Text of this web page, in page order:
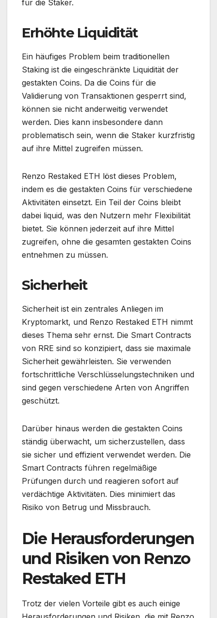
für die Staker.
Erhöhte Liquidität
Ein häufiges Problem beim traditionellen
Staking ist die eingeschränkte Liquidität der
gestakten Coins. Da die Coins für die
Validierung von Transaktionen gesperrt sind,
können sie nicht anderweitig verwendet
werden. Dies kann insbesondere dann
problematisch sein, wenn die Staker kurzfristig
auf ihre Mittel zugreifen müssen.
Renzo Restaked ETH löst dieses Problem,
indem es die gestakten Coins für verschiedene
Aktivitäten einsetzt. Ein Teil der Coins bleibt
dabei liquid, was den Nutzern mehr Flexibilität
bietet. Sie können jederzeit auf ihre Mittel
zugreifen, ohne die gesamten gestakten Coins
entnehmen zu müssen.
Sicherheit
Sicherheit ist ein zentrales Anliegen im
Kryptomarkt, und Renzo Restaked ETH nimmt
dieses Thema sehr ernst. Die Smart Contracts
von RRE sind so konzipiert, dass sie maximale
Sicherheit gewährleisten. Sie verwenden
fortschrittliche Verschlüsselungstechniken und
sind gegen verschiedene Arten von Angriffen
geschützt.
Darüber hinaus werden die gestakten Coins
ständig überwacht, um sicherzustellen, dass
sie sicher und effizient verwendet werden. Die
Smart Contracts führen regelmäßige
Prüfungen durch und reagieren sofort auf
verdächtige Aktivitäten. Dies minimiert das
Risiko von Betrug und Missbrauch.
Die Herausforderungen
und Risiken von Renzo
Restaked ETH
Trotz der vielen Vorteile gibt es auch einige